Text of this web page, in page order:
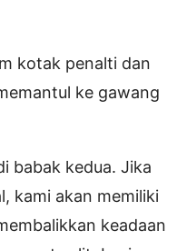
kotak penalti dan
ke gawang
babak kedua. Jika
kami akan memiliki
keadaan